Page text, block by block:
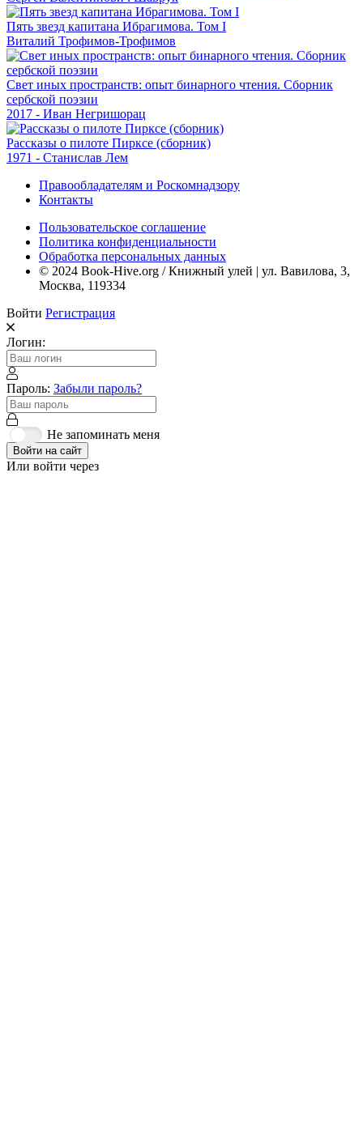
Пять звезд капитана Ибрагимова. Том I
Виталий Трофимов-Трофимов
Свет иных пространств: опыт бинарного чтения. Сборник
сербской поэзии
2017 - Иван Негришорац
Рассказы о пилоте Пирксе (сборник)
1971 - Станислав Лем
Правообладателям и Роскомнадзору
Контакты
Пользовательское соглашение
Политика конфиденциальности
Обработка персональных данных
© 2024 Book-Hive.org / Книжный улей | ул. Вавилова, 3,
Москва, 119334
Войти Регистрация
Логин:
Пароль: Забыли пароль?
Не запоминать меня
Войти на сайт
Или войти через